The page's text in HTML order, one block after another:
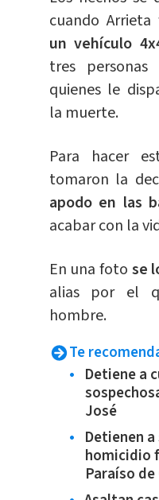
cuando Arrieta
un vehículo
tres
quienes le
la muerte.
Para hacer
tomaron la
apodo en las
acabar con la
En una foto se
alias por el
hombre.
Te
Detiene a
José
Detienen
homicidio
Paraíso